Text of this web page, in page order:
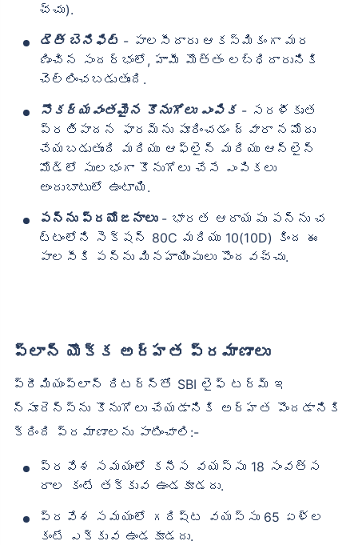
చ్చు).
డెత్ బెనిఫిట్ - పాలసీదారు ఆకస్మికంగా మర
ణించిన సందర్భంలో, హామీ మొత్తం లబ్ధిదారునికి
చెల్లించబడుతుంది.
సౌకర్యవంతమైన కొనుగోలు ఎంపిక - సరళీకృత
ప్రతిపాదన ఫారమ్‌ను పూరించడం ద్వారా నమోదు
చేయబడుతుంది మరియు ఆఫ్‌లైన్ మరియు ఆన్‌లైన్
మోడ్‌లో సులభంగా కొనుగోలు చేసే ఎంపికలు
అందుబాటులో ఉంటాయి.
పన్ను ప్రయోజనాలు- భారత ఆదాయపు పన్ను చ
ట్టంలోని సెక్షన్ 80C మరియు 10(10D) కింద ఈ
పాలసీకి పన్ను మినహాయింపులు పొందవచ్చు.
ప్లాన్ యొక్క అర్హత ప్రమాణాలు
ప్రీమియంప్లాన్ రిటర్న్‌తో SBI లైఫ్ టర్మ్ ఇ
న్సూరెన్స్‌ను కొనుగోలు చేయడానికి అర్హత పొందడానికి
క్రింది ప్రమాణాలను పాటించాలి:-
ప్రవేశ సమయంలో కనీస వయస్సు 18 సంవత్స
రాల కంటే తక్కువ ఉండకూడదు.
ప్రవేశ సమయంలో గరిష్ట వయస్సు 65 ఏళ్ల
కంటే ఎక్కువ ఉండకూడదు.